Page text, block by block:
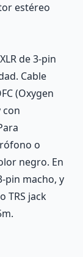
estéreo
de 3-pin
Cable
(Oxygen
con
o
negro. En
pin macho, y
TRS jack